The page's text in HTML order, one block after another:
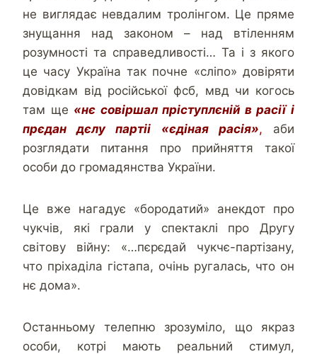
не виглядає невдалим тролінгом. Це пряме
знущання над законом – над втіленням
розумності та справедливості… Та і з якого
це часу Україна так почне «сліпо» довіряти
довідкам від російської фсб, мвд чи когось
там ще «нє совіршал пріступлєній в расії і
прєдан дєлу партіі «єдіная расія», аби
розглядати питання про прийняття такої
особи до громадянства України.
Це вже нагадує «бородатий» анекдот про
чукчів, які грали у спектаклі про Другу
світову війну: «…пєрєдай чукчє-партізану,
что пріхаділа гістапа, очінь ругалась, что он
нє дома».
Останньому телепню зрозуміло, що якраз
особи, котрі мають реальний стимул,